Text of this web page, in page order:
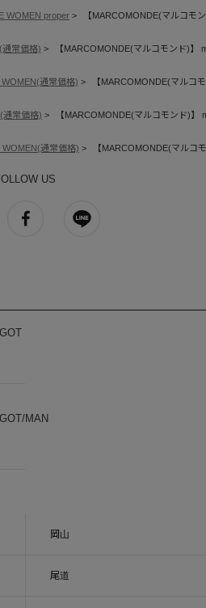
WOMEN proper 【MARCOMONDE(マルコモ
通常価格) 【MARCOMONDE(マルコモンド)】
通常価格) 【MARCOMONDE(マルコ
通常価格) 【MARCOMONDE(マルコモンド)】
WOMEN(通常価格) 【MARCOMONDE(マルコ
US
MAN
岡山
尾道